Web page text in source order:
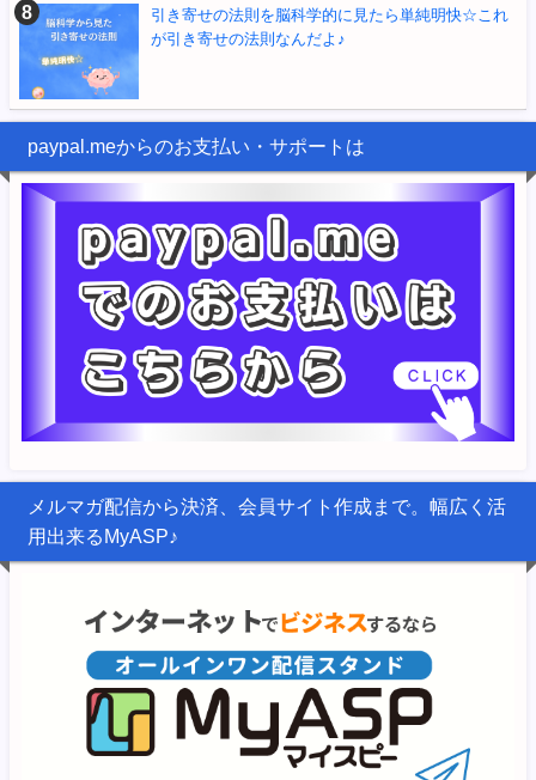
引き寄せの法則を脳科学的に見たら単純明快☆これ
が引き寄せの法則なんだよ♪
paypal.meからのお支払い・サポートは
メルマガ配信から決済、会員サイト作成まで。幅広く活
用出来るMyASP♪